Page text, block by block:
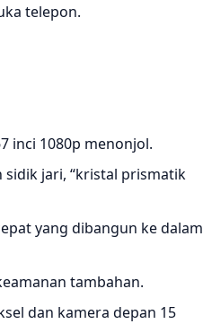
telepon.
inci 1080p menonjol.
sidik jari, “kristal prismatik
yang dibangun ke dalam
tambahan.
dan kamera depan 15